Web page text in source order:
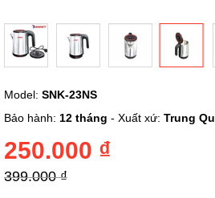
đến
phần
của
thư
viện
Model: SNK-23NS
Bảo hành: 12 tháng - Xuất xứ: Trung
250.000 ₫
399.000 ₫